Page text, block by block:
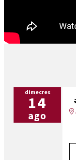
dimecres
14
ago